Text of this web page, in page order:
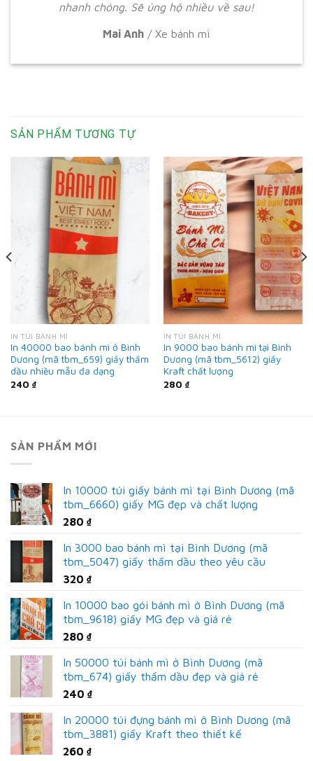
nhanh chóng. Sẽ ủng hộ nhiều về sau!
Mai Anh / Xe bánh mì
SẢN PHẨM TƯƠNG TỰ
IN TÚI BÁNH MÌ
In 40000 bao bánh mì ở Bình
Dương (mã tbm_659) giấy thấm
dầu nhiều mẫu đa dạng
240 ₫
IN TÚI BÁNH MÌ
In 9000 bao bánh mì tại Bình
Dương (mã tbm_5612) giấy
Kraft chất lượng
280 ₫
SẢN PHẨM MỚI
In 10000 túi giấy bánh mì tại Bình Dương (mã
tbm_6660) giấy MG đẹp và chất lượng
280 ₫
In 3000 bao bánh mì tại Bình Dương (mã
tbm_5047) giấy thấm dầu theo yêu cầu
320 ₫
In 10000 bao gói bánh mì ở Bình Dương (mã
tbm_9618) giấy MG đẹp và giá rẻ
280 ₫
In 50000 túi bánh mì ở Bình Dương (mã
tbm_674) giấy thấm dầu đẹp và giá rẻ
240 ₫
In 20000 túi đựng bánh mì ở Bình Dương (mã
tbm_3881) giấy Kraft theo thiết kế
260 ₫